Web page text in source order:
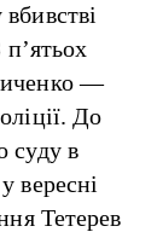
—
До
суду в
у вересні
Тетерев